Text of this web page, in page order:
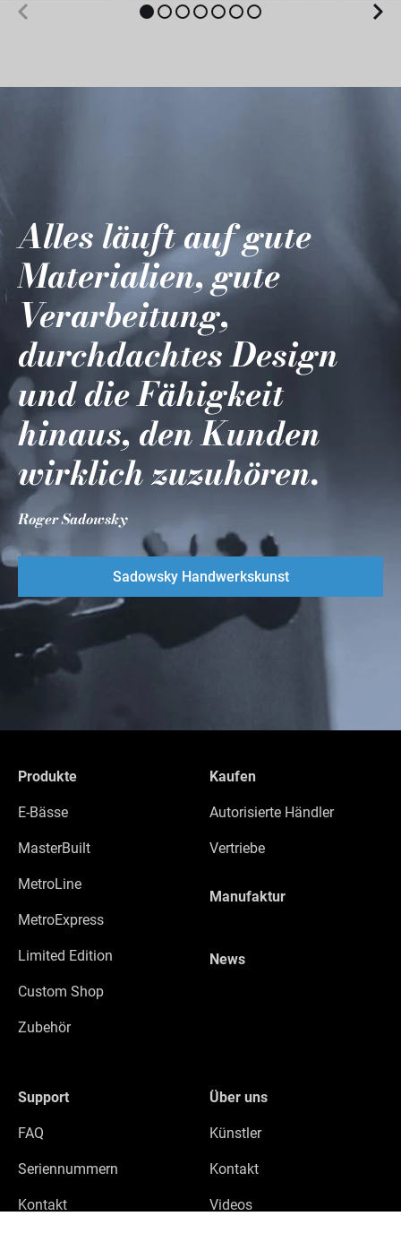
Alles läuft auf gute
Materialien, gute
Verarbeitung,
durchdachtes Design
und die Fähigkeit
hinaus, den Kunden
wirklich zuzuhören.
Roger Sadowsky
Sadowsky Handwerkskunst
Produkte
E-Bässe
MasterBuilt
MetroLine
MetroExpress
Limited Edition
Custom Shop
Zubehör
Kaufen
Autorisierte Händler
Vertriebe
Manufaktur
News
Support
FAQ
Seriennummern
Kontakt
Über uns
Künstler
Kontakt
Videos